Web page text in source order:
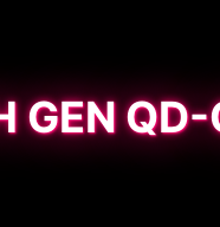
GEN QD-